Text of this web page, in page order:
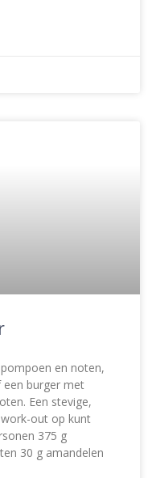
en noten,
een burger met
Een stevige,
out op kunt
375 g
30 g amandelen